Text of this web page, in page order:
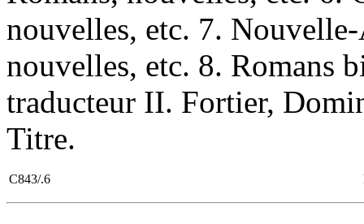
nouvelles, etc. 7.
nouvelles, etc. 8. Romans
traducteur II. Fortier,
Titre.
C843/.6